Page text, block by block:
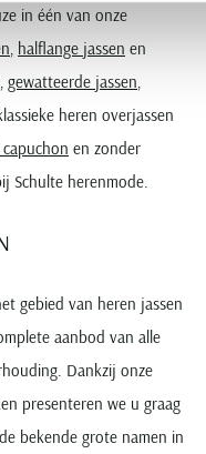
in één van onze
, halflange jassen en
gewatteerde jassen,
heren overjassen
en zonder
Schulte herenmode.
gebied van heren jassen
aanbod van alle
Dankzij onze
presenteren we u graag
bekende grote namen in